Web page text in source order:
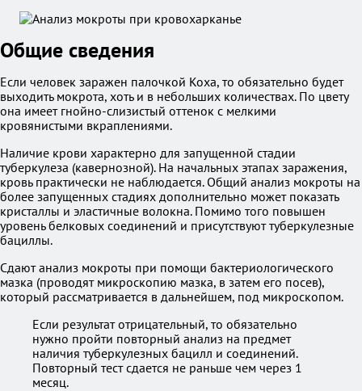
Общие сведения
Если человек заражен палочкой Коха, то обязательно будет
выходить мокрота, хоть и в небольших количествах. По цвету
она имеет гнойно-слизистый оттенок с мелкими
кровянистыми вкраплениями.
Наличие крови характерно для запущенной стадии
туберкулеза (кавернозной). На начальных этапах заражения,
кровь практически не наблюдается. Общий анализ мокроты на
более запущенных стадиях дополнительно может показать
кристаллы и эластичные волокна. Помимо того повышен
уровень белковых соединений и присутствуют туберкулезные
бациллы.
Сдают анализ мокроты при помощи бактериологического
мазка (проводят микроскопию мазка, в затем его посев),
который рассматривается в дальнейшем, под микроскопом.
Если результат отрицательный, то обязательно
нужно пройти повторный анализ на предмет
наличия туберкулезных бацилл и соединений.
Повторный тест сдается не раньше чем через 1
месяц.